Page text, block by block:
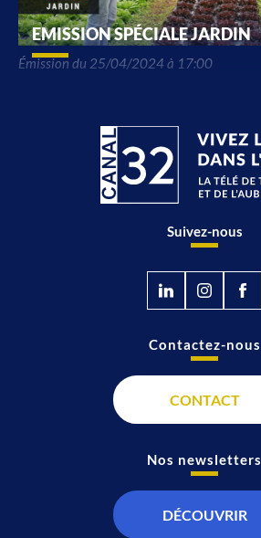
EMISSION SPÉCIALE JARDIN
Émission du 25/04/2024 à 17:00
Suivez-nous
Contactez-nous
CONTACT
Nos newsletters
DÉCOUVRIR